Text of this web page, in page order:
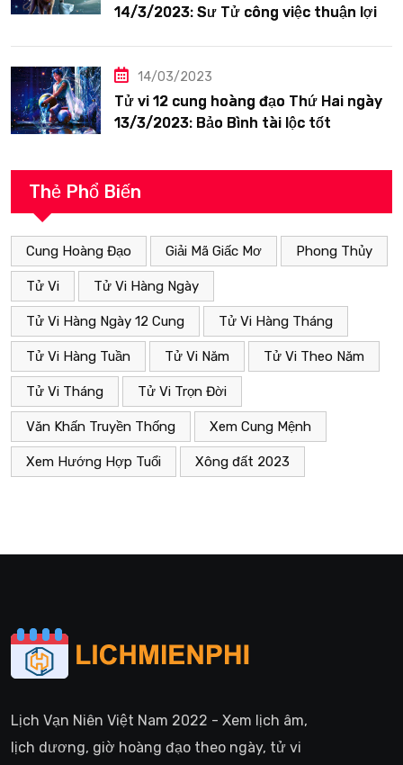
14/3/2023: Sư Tử công việc thuận lợi
14/03/2023
Tử vi 12 cung hoàng đạo Thứ Hai ngày
13/3/2023: Bảo Bình tài lộc tốt
Thẻ Phổ Biến
Cung Hoàng Đạo Giải Mã Giấc Mơ Phong Thủy
Tử Vi Tử Vi Hàng Ngày
Tử Vi Hàng Ngày 12 Cung Tử Vi Hàng Tháng
Tử Vi Hàng Tuần Tử Vi Năm Tử Vi Theo Năm
Tử Vi Tháng Tử Vi Trọn Đời
Văn Khấn Truyền Thống Xem Cung Mệnh
Xem Hướng Hợp Tuổi Xông đất 2023
Lịch Vạn Niên Việt Nam 2022 - Xem lịch âm,
lịch dương, giờ hoàng đạo theo ngày, tử vi